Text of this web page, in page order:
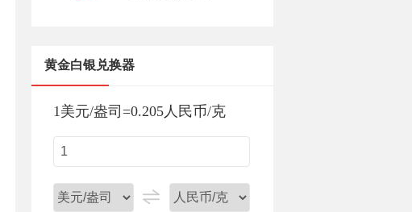
黄金白银兑换器
1美元/盎司 =0.205人民币/克